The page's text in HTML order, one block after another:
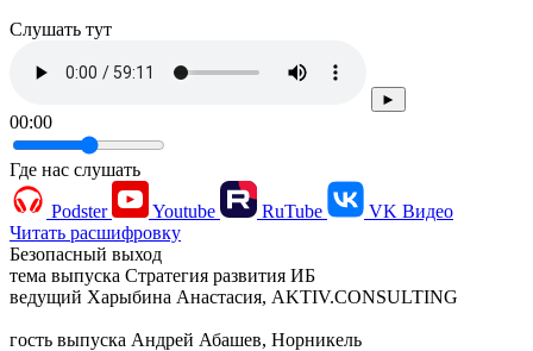
Cлушать тут
►
00:00
Где нас слушать
Podster Youtube RuTube
VK Видео
Читать расшифровку
Безопасный выход
тема выпуска Стратегия развития ИБ
ведущий Харыбина Анастасия, AKTIV.CONSULTING
гость выпуска Андрей Абашев, Норникель